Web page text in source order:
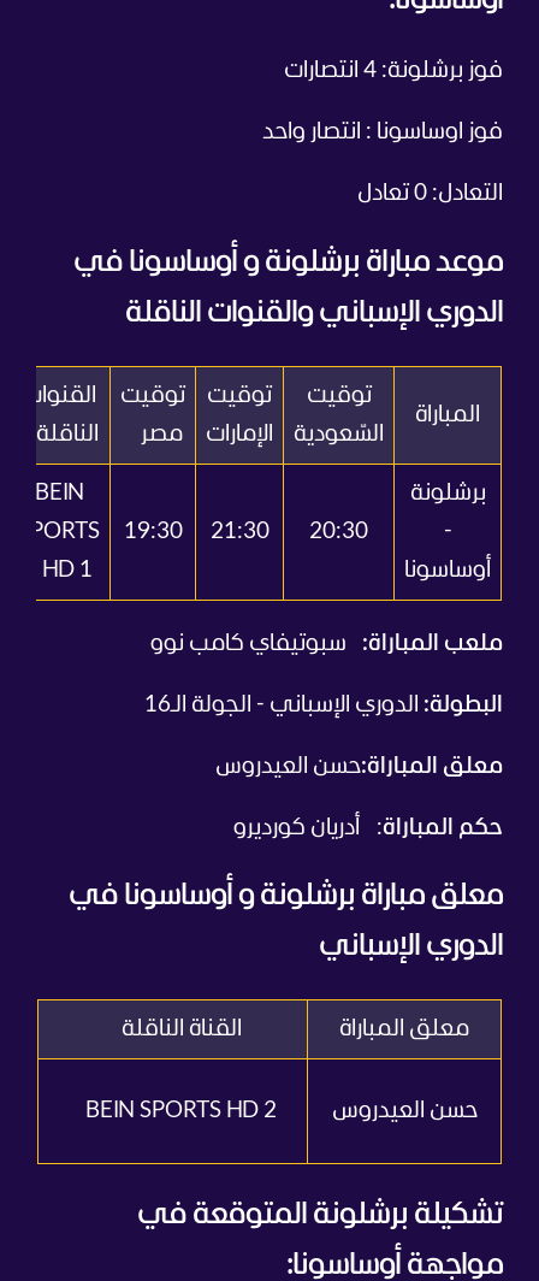
فوز برشلونة: 4 انتصارات
فوز اوساسونا : انتصار واحد
التعادل: 0 تعادل
موعد مباراة برشلونة و أوساسونا في
الدوري الإسباني والقنوات الناقلة
المباراة
توقيت
السّعودية
توقيت
الإمارات
توقيت
مصر
القنوات
الناقلة
برشلونة
-
أوساسونا
20:30
21:30
19:30
BEIN
SPORTS
HD 1
ملعب المباراة: سبوتيفاي كامب نوو
البطولة: الدوري الإسباني - الجولة الـ16
معلق المباراة:حسن العيدروس
حكم المباراة: أدريان كورديرو
معلق مباراة برشلونة و أوساسونا في
الدوري الإسباني
معلق المباراة القناة الناقلة
حسن العيدروس BEIN SPORTS HD 2
تشكيلة برشلونة المتوقعة في
مواجهة أوساسونا: